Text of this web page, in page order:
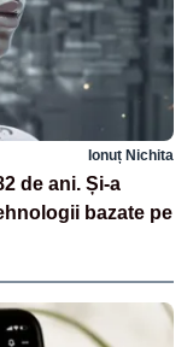
Ionuț Nichita
de ani. Și-a
bazate pe